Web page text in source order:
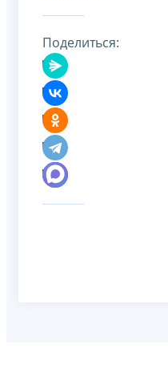
Поделиться: